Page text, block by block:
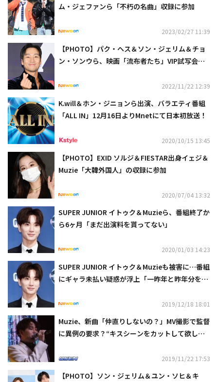
ム・ジェファンら「不朽の名曲」収録に参加
2023/02/27 11:39
【PHOTO】パク・ヘス＆ソン・ジェリム＆チョ
ン・ソンウら、映画「流布者たち」VIP試写会に
2022/11/22 12:39
K.will＆ホン・ジニョンら出演、バラエティ番組
「ALL IN」12月16日よりMnetにて日本初放送！
2020/10/15 13:45
【PHOTO】EXID ソルジ＆FIESTAR出身イェジ＆
Muzie「大韓外国人」の収録に参加
2020/07/04 13:32
SUPER JUNIOR イトゥク＆Muzieら、番組終了か
ら6ヶ月「まだ出演料を貰ってない」
2020/01/03 14:23
SUPER JUNIOR イトゥク＆Muzieも被害に…番組
にギャラ未払い疑惑が浮上「一昨年と昨年分をも
2019/12/18 18:01
Muzie、新曲「仲直りしないの？」MV撮影で監督
に異例の要求？“キスシーンをカットして欲しい
2019/11/22 17:53
【PHOTO】ソン・ジェリム＆ユン・ソヒ＆キ